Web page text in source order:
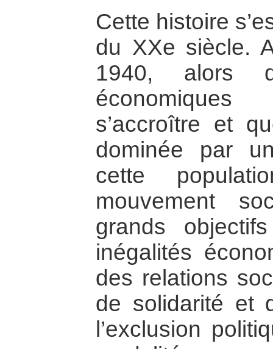
Cette histoire
du XXe siècle.
1940, alors
s’accroître et
dominée par
cette
mouvement
grands
inégalités
des relations
de solidarité et
l’exclusion